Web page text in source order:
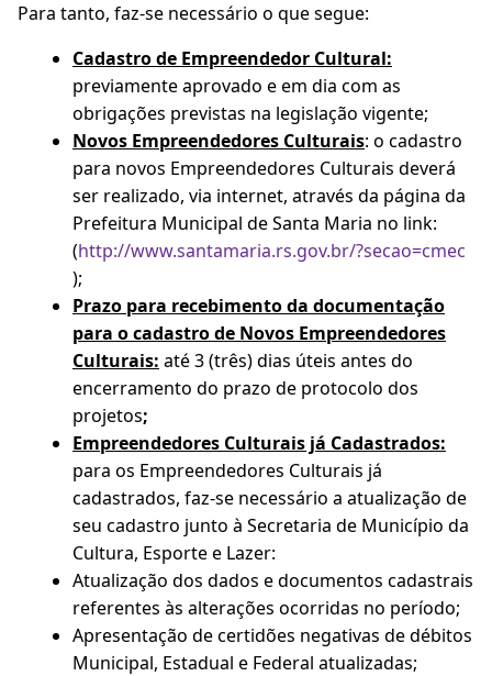
Para tanto, faz-se necessário o que segue:
Cadastro de Empreendedor Cultural:
previamente aprovado e em dia com as
obrigações previstas na legislação vigente;
Novos Empreendedores Culturais: o cadastro
para novos Empreendedores Culturais deverá
ser realizado, via internet, através da página da
Prefeitura Municipal de Santa Maria no link:
(http://www.santamaria.rs.gov.br/?secao=cmec
);
Prazo para recebimento da documentação
para o cadastro de Novos Empreendedores
Culturais: até 3 (três) dias úteis antes do
encerramento do prazo de protocolo dos
projetos;
Empreendedores Culturais já Cadastrados:
para os Empreendedores Culturais já
cadastrados, faz-se necessário a atualização de
seu cadastro junto à Secretaria de Município da
Cultura, Esporte e Lazer:
Atualização dos dados e documentos cadastrais
referentes às alterações ocorridas no período;
Apresentação de certidões negativas de débitos
Municipal, Estadual e Federal atualizadas;